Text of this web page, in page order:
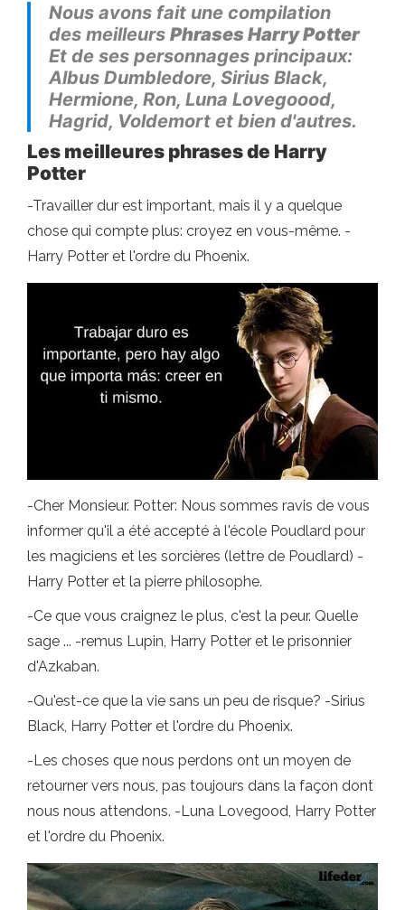
Nous avons fait une compilation
des meilleurs Phrases Harry Potter
Et de ses personnages principaux:
Albus Dumbledore, Sirius Black,
Hermione, Ron, Luna Lovegoood,
Hagrid, Voldemort et bien d'autres.
Les meilleures phrases de Harry
Potter
-Travailler dur est important, mais il y a quelque
chose qui compte plus: croyez en vous-même. -
Harry Potter et l'ordre du Phoenix.
-Cher Monsieur. Potter: Nous sommes ravis de vous
informer qu'il a été accepté à l'école Poudlard pour
les magiciens et les sorcières (lettre de Poudlard) -
Harry Potter et la pierre philosophe.
-Ce que vous craignez le plus, c'est la peur. Quelle
sage ... -remus Lupin, Harry Potter et le prisonnier
d'Azkaban.
-Qu'est-ce que la vie sans un peu de risque? -Sirius
Black, Harry Potter et l'ordre du Phoenix.
-Les choses que nous perdons ont un moyen de
retourner vers nous, pas toujours dans la façon dont
nous nous attendons. -Luna Lovegood, Harry Potter
et l'ordre du Phoenix.